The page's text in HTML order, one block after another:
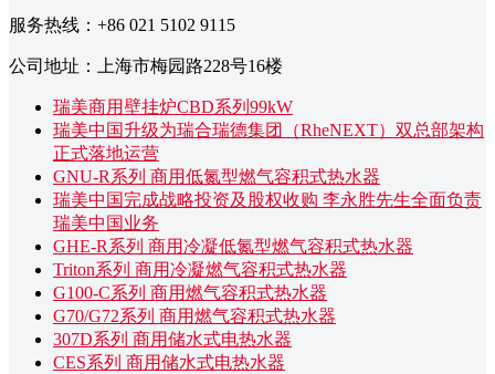
服务热线：+86 021 5102 9115
公司地址：上海市梅园路228号16楼
瑞美商用壁挂炉CBD系列99kW
瑞美中国升级为瑞合瑞德集团（RheNEXT）双总部架构
正式落地运营
GNU-R系列 商用低氮型燃气容积式热水器
瑞美中国完成战略投资及股权收购 李永胜先生全面负责
瑞美中国业务
GHE-R系列 商用冷凝低氮型燃气容积式热水器
Triton系列 商用冷凝燃气容积式热水器
G100-C系列 商用燃气容积式热水器
G70/G72系列 商用燃气容积式热水器
307D系列 商用储水式电热水器
CES系列 商用储水式电热水器